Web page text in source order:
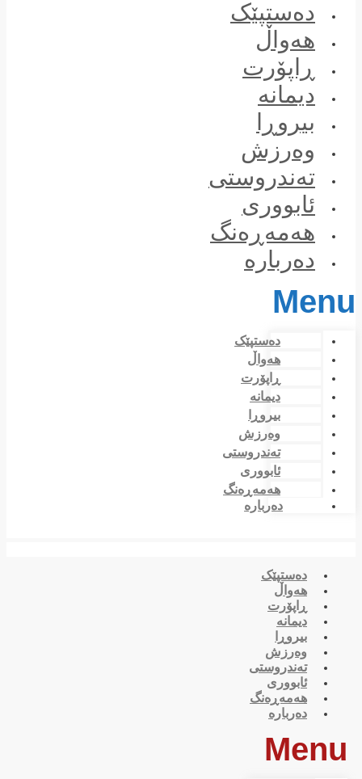
دەستپێک
هەواڵ
ڕاپۆرت
دیمانە
بیروڕا
وەرزش
تەندروستی
ئابووری
هەمەڕەنگ
دەربارە
Menu
دەستپێک
هەواڵ
ڕاپۆرت
دیمانە
بیروڕا
وەرزش
تەندروستی
ئابووری
هەمەڕەنگ
دەربارە
دەستپێک
هەواڵ
ڕاپۆرت
دیمانە
بیروڕا
وەرزش
تەندروستی
ئابووری
هەمەڕەنگ
دەربارە
Menu